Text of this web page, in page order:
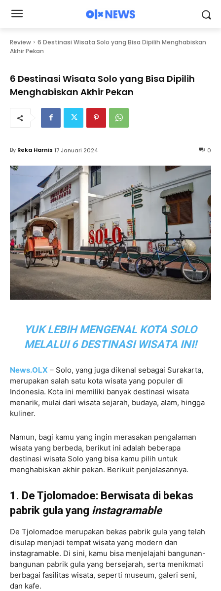
Review
6 Destinasi Wisata Solo yang Bisa Dipilih Menghabiskan
Akhir Pekan
6 Destinasi Wisata Solo yang Bisa Dipilih
Menghabiskan Akhir Pekan
0
By Reka Harnis 17 Januari 2024
YUK LEBIH MENGENAL KOTA SOLO
MELALUI 6 DESTINASI WISATA INI!
News.OLX – Solo, yang juga dikenal sebagai Surakarta,
merupakan salah satu kota wisata yang populer di
Indonesia. Kota ini memiliki banyak destinasi wisata
menarik, mulai dari wisata sejarah, budaya, alam, hingga
kuliner.
Namun, bagi kamu yang ingin merasakan pengalaman
wisata yang berbeda, berikut ini adalah beberapa
destinasi wisata Solo yang bisa kamu pilih untuk
menghabiskan akhir pekan. Berikuit penjelasannya.
1. De Tjolomadoe: Berwisata di bekas
pabrik gula yang instagramable
De Tjolomadoe merupakan bekas pabrik gula yang telah
disulap menjadi tempat wisata yang modern dan
instagramable. Di sini, kamu bisa menjelajahi bangunan-
bangunan pabrik gula yang bersejarah, serta menikmati
berbagai fasilitas wisata, seperti museum, galeri seni,
dan kafe.